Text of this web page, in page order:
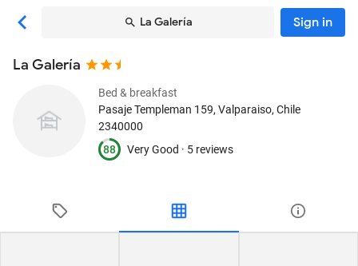
La Galería Sign in
La Galería
Bed & breakfast
Pasaje Templeman 159, Valparaiso, Chile
2340000
88
Very Good · 5 reviews